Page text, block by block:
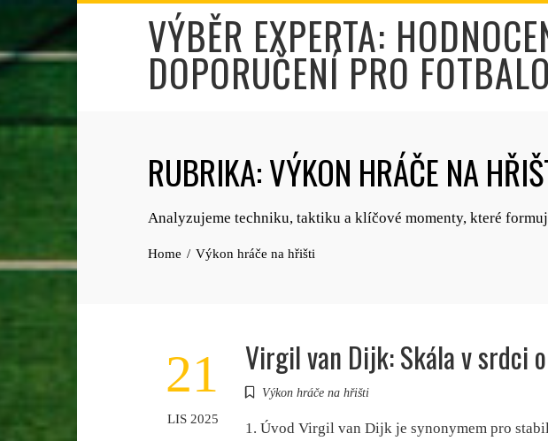
content
VÝBĚR EXPERTA:
DOPORUČENÍ PRO
RUBRIKA:VÝKON HRÁČE NA
Analyzujeme techniku, taktiku a klíčové momenty, které
Home Výkon hráče na hřišti
21
LIS 2025
Virgil van Dijk: Skála v srdci
Výkon hráče na hřišti
1. Úvod Virgil van Dijk je synonymem pro